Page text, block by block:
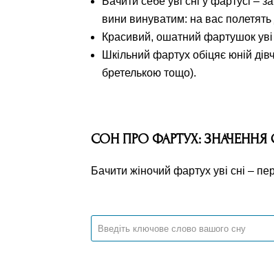
вини винуватим: на вас
Красивий, ошатний фартушок уві
Шкільний фартух обіцяє юній
бретелькою тощо).
СОН ПРО ФАРТУХ:
Бачити жіночий фартух уві сні –